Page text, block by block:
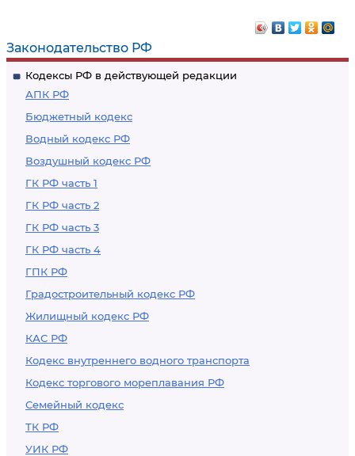
Законодательство РФ
Кодексы РФ в действующей редакции
АПК РФ
Бюджетный кодекс
Водный кодекс РФ
Воздушный кодекс РФ
ГК РФ часть 1
ГК РФ часть 2
ГК РФ часть 3
ГК РФ часть 4
ГПК РФ
Градостроительный кодекс РФ
Жилищный кодекс РФ
КАС РФ
Кодекс внутреннего водного транспорта
Кодекс торгового мореплавания РФ
Семейный кодекс
ТК РФ
УИК РФ
образовательную
деятельность